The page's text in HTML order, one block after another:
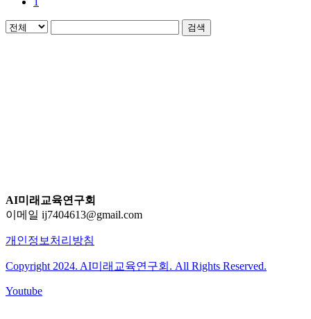
검색
AI미래교육연구회
이메일 ij7404613@gmail.com
개인정보처리방침
Copyright 2024. AI미래교육연구회. All Rights Reserved.
Youtube